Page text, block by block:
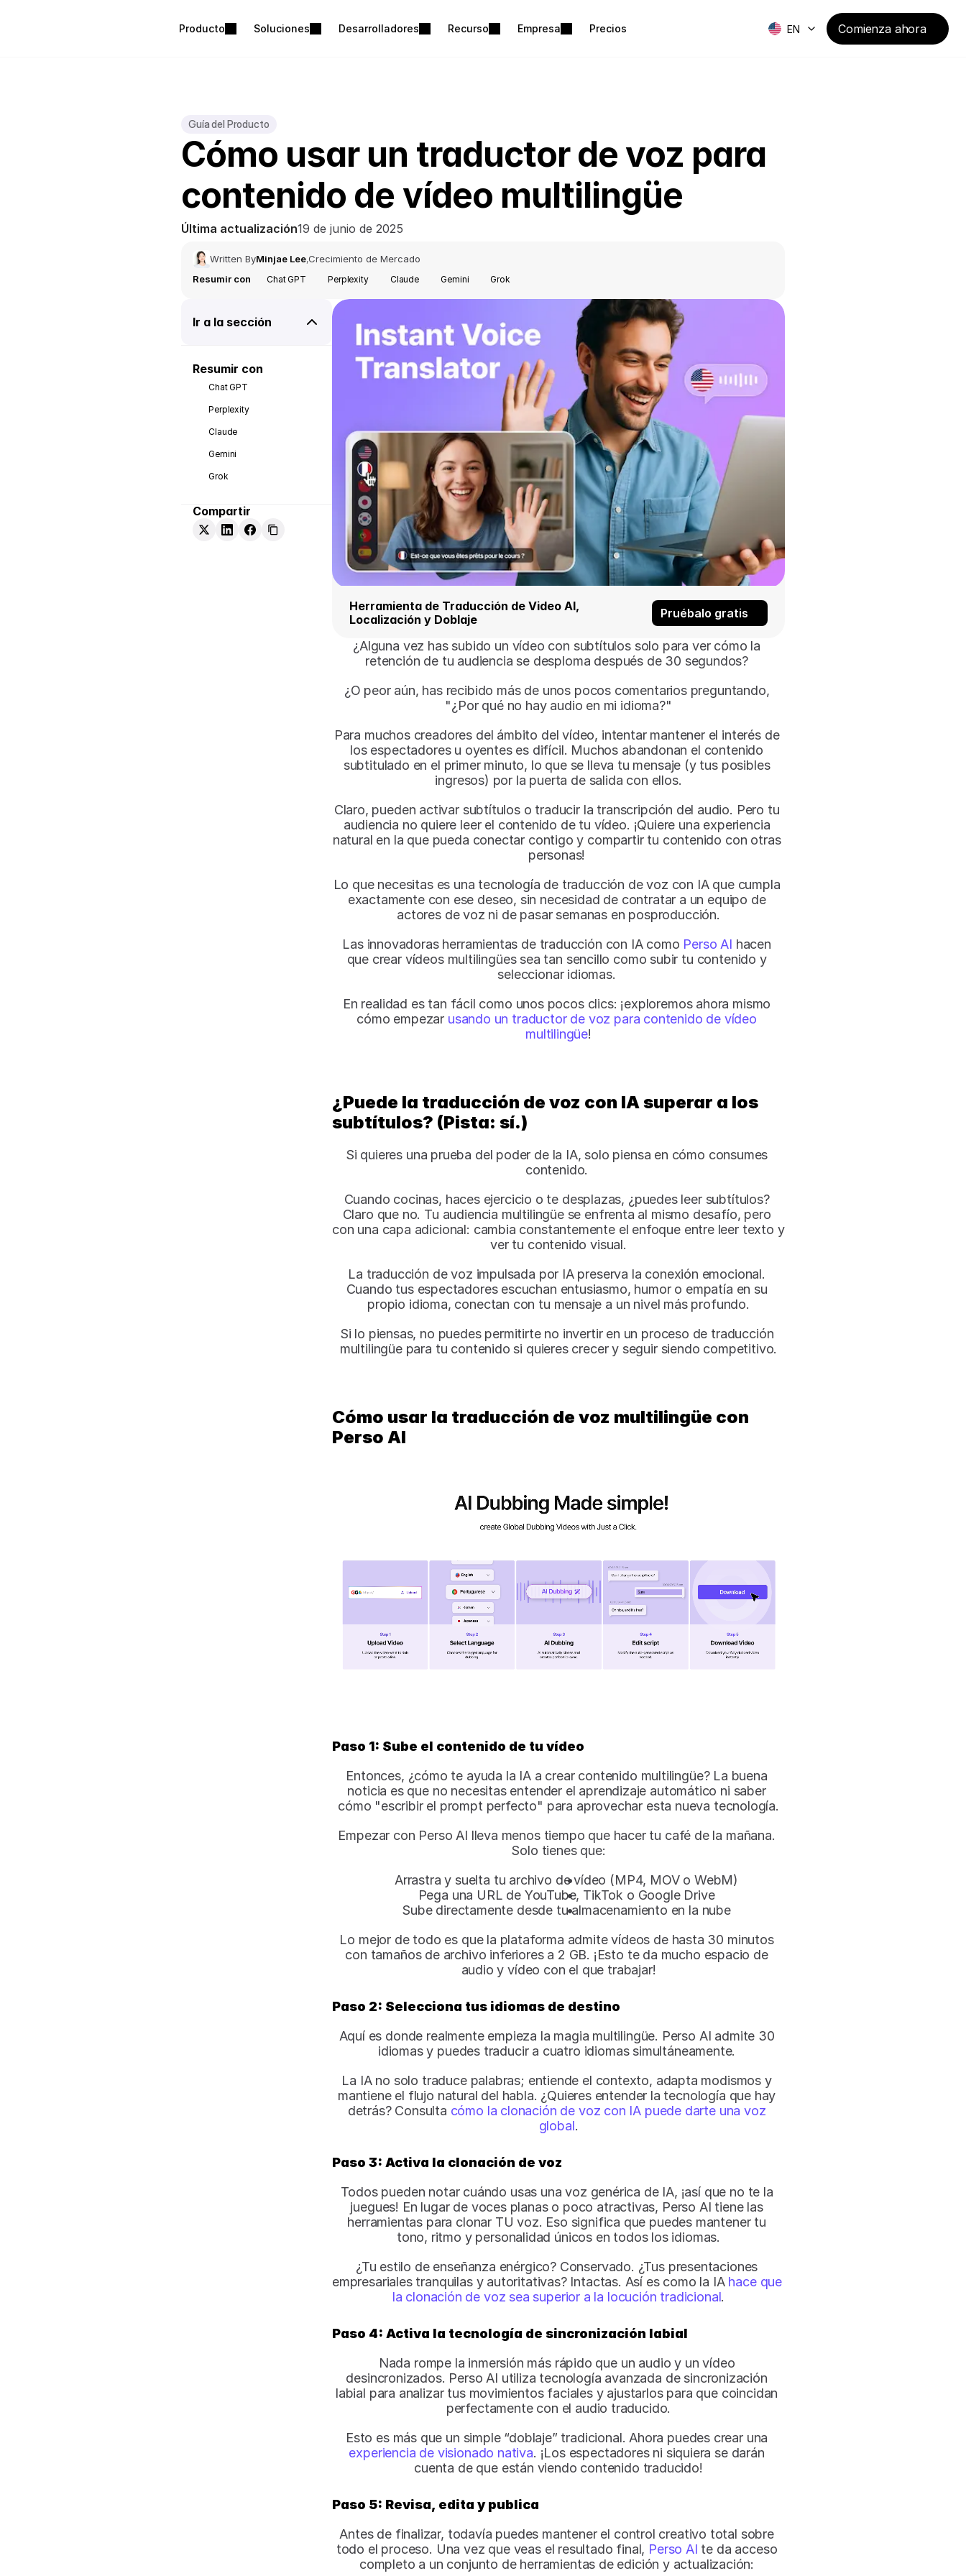
Producto Soluciones Desarrolladores Recurso Empresa Precios EN Comienza ahora
Guía del Producto
Cómo usar un traductor de voz para
contenido de vídeo multilingüe
Última actualización19 de junio de 2025
Written ByMinjae Lee,Crecimiento de Mercado
Resumir con
Chat GPT Perplexity Claude Gemini Grok
Ir a la sección
Resumir con
Chat GPT
Perplexity
Claude
Gemini
Grok
Compartir
Herramienta de Traducción de Video AI,
Localización y Doblaje
Pruébalo gratis
¿Alguna vez has subido un vídeo con subtítulos solo para ver cómo la
retención de tu audiencia se desploma después de 30 segundos?
¿O peor aún, has recibido más de unos pocos comentarios preguntando,
"¿Por qué no hay audio en mi idioma?"
Para muchos creadores del ámbito del vídeo, intentar mantener el interés de
los espectadores u oyentes es difícil. Muchos abandonan el contenido
subtitulado en el primer minuto, lo que se lleva tu mensaje (y tus posibles
ingresos) por la puerta de salida con ellos.
Claro, pueden activar subtítulos o traducir la transcripción del audio. Pero tu
audiencia no quiere leer el contenido de tu vídeo. ¡Quiere una experiencia
natural en la que pueda conectar contigo y compartir tu contenido con otras
personas!
Lo que necesitas es una tecnología de traducción de voz con IA que cumpla
exactamente con ese deseo, sin necesidad de contratar a un equipo de
actores de voz ni de pasar semanas en posproducción.
Las innovadoras herramientas de traducción con IA como Perso AI hacen
que crear vídeos multilingües sea tan sencillo como subir tu contenido y
seleccionar idiomas.
En realidad es tan fácil como unos pocos clics: ¡exploremos ahora mismo
cómo empezar usando un traductor de voz para contenido de vídeo
multilingüe!
¿Puede la traducción de voz con IA superar a los
subtítulos? (Pista: sí.)
Si quieres una prueba del poder de la IA, solo piensa en cómo consumes
contenido.
Cuando cocinas, haces ejercicio o te desplazas, ¿puedes leer subtítulos?
Claro que no. Tu audiencia multilingüe se enfrenta al mismo desafío, pero
con una capa adicional: cambia constantemente el enfoque entre leer texto y
ver tu contenido visual.
La traducción de voz impulsada por IA preserva la conexión emocional.
Cuando tus espectadores escuchan entusiasmo, humor o empatía en su
propio idioma, conectan con tu mensaje a un nivel más profundo.
Si lo piensas, no puedes permitirte no invertir en un proceso de traducción
multilingüe para tu contenido si quieres crecer y seguir siendo competitivo.
Cómo usar la traducción de voz multilingüe con
Perso AI
Paso 1: Sube el contenido de tu vídeo
Entonces, ¿cómo te ayuda la IA a crear contenido multilingüe? La buena
noticia es que no necesitas entender el aprendizaje automático ni saber
cómo "escribir el prompt perfecto" para aprovechar esta nueva tecnología.
Empezar con Perso AI lleva menos tiempo que hacer tu café de la mañana.
Solo tienes que:
Arrastra y suelta tu archivo de vídeo (MP4, MOV o WebM)
Pega una URL de YouTube, TikTok o Google Drive
Sube directamente desde tu almacenamiento en la nube
Lo mejor de todo es que la plataforma admite vídeos de hasta 30 minutos
con tamaños de archivo inferiores a 2 GB. ¡Esto te da mucho espacio de
audio y vídeo con el que trabajar!
Paso 2: Selecciona tus idiomas de destino
Aquí es donde realmente empieza la magia multilingüe. Perso AI admite 30
idiomas y puedes traducir a cuatro idiomas simultáneamente.
La IA no solo traduce palabras; entiende el contexto, adapta modismos y
mantiene el flujo natural del habla. ¿Quieres entender la tecnología que hay
detrás? Consulta cómo la clonación de voz con IA puede darte una voz
global.
Paso 3: Activa la clonación de voz
Todos pueden notar cuándo usas una voz genérica de IA, ¡así que no te la
juegues! En lugar de voces planas o poco atractivas, Perso AI tiene las
herramientas para clonar TU voz. Eso significa que puedes mantener tu
tono, ritmo y personalidad únicos en todos los idiomas.
¿Tu estilo de enseñanza enérgico? Conservado. ¿Tus presentaciones
empresariales tranquilas y autoritativas? Intactas. Así es como la IA hace que
la clonación de voz sea superior a la locución tradicional.
Paso 4: Activa la tecnología de sincronización labial
Nada rompe la inmersión más rápido que un audio y un vídeo
desincronizados. Perso AI utiliza tecnología avanzada de sincronización
labial para analizar tus movimientos faciales y ajustarlos para que coincidan
perfectamente con el audio traducido.
experiencia de visionado nativa. ¡Los espectadores ni siquiera se darán
cuenta de que están viendo contenido traducido!
Paso 5: Revisa, edita y publica
Antes de finalizar, todavía puedes mantener el control creativo total sobre
todo el proceso. Una vez que veas el resultado final, Perso AI te da acceso
completo a un conjunto de herramientas de edición y actualización: